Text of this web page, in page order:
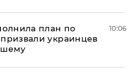
план по
украинцев
10:06